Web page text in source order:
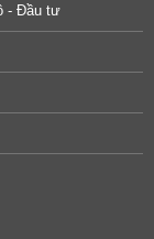
- Đầu tư